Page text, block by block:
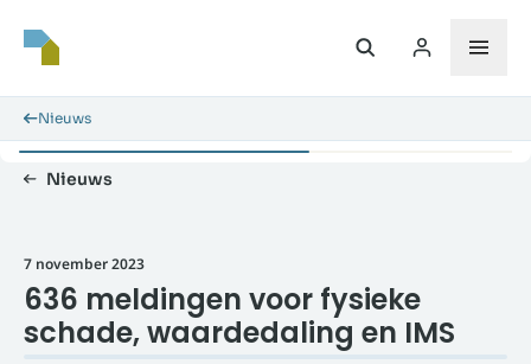
Nieuws
Nieuws
7 november 2023
636 meldingen voor fysieke
schade, waardedaling en IMS